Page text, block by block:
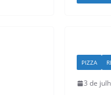
PIZZA
3 de